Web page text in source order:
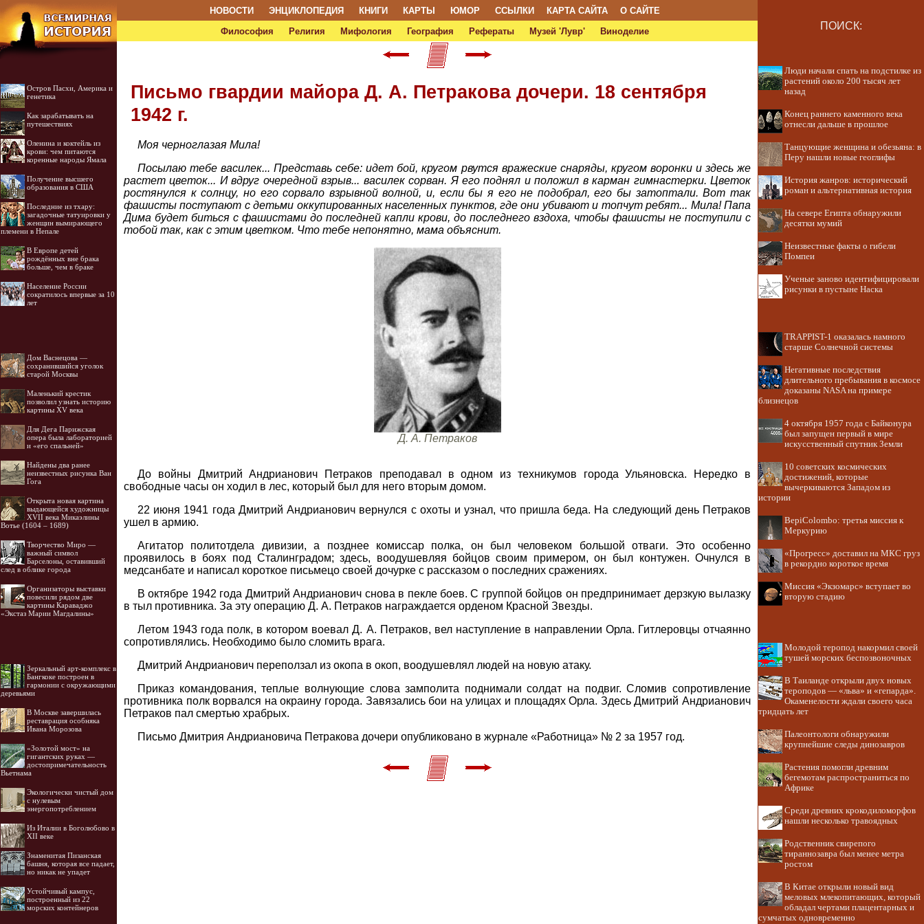
НОВОСТИ ЭНЦИКЛОПЕДИЯ КНИГИ КАРТЫ ЮМОР ССЫЛКИ КАРТА САЙТА
О САЙТЕ
Философия
Религия Мифология География Рефераты Музей 'Лувр' Виноделие ПОИСК:
Остров Пасхи, Америка и
генетика
Как зарабатывать на
путешествиях
Оленина и коктейль из
крови: чем питаются
коренные народы Ямала
Получение высшего
образования в США
Последние из тхару:
загадочные татуировки у
женщин вымирающего
племени в Непале
В Европе детей
рождённых вне брака
больше, чем в браке
Население России
сократилось впервые за 10
лет
Дом Васнецова —
сохранившийся уголок
старой Москвы
Маленький крестик
позволил узнать историю
картины XV века
Для Дега Парижская
опера была лабораторией
и «его спальней»
Найдены два ранее
неизвестных рисунка Ван
Гога
Открыта новая картина
выдающейся художницы
XVII века Микаэлины
Вотье (1604 – 1689)
Творчество Миро —
важный символ
Барселоны, оставивший
след в облике города
Организаторы выставки
повесили рядом две
картины Караваджо
«Экстаз Марии Магдалины»
Зеркальный арт-комплекс в
Бангкоке построен в
гармонии с окружающими
деревьями
В Москве завершилась
реставрация особняка
Ивана Морозова
«Золотой мост» на
гигантских руках —
достопримечательность
Вьетнама
Экологически чистый дом
с нулевым
энергопотреблением
Из Италии в Боголюбово в
XII веке
Знаменитая Пизанская
башня, которая все падает,
но никак не упадет
Устойчивый кампус,
построенный из 22
морских контейнеров
Письмо гвардии майора Д. А. Петракова дочери. 18 сентября
1942 г.
Моя черноглазая Мила!
Посылаю тебе василек... Представь себе: идет бой, кругом рвутся вражеские снаряды, кругом воронки и здесь же
растет цветок... И вдруг очередной взрыв... василек сорван. Я его поднял и положил в карман гимнастерки. Цветок
ростянулся к солнцу, но его сорвало взрывной волной, и, если бы я его не подобрал, его бы затоптали. Вот так
фашисты поступают с детьми оккупированных населенных пунктов, где они убивают и топчут ребят... Мила! Папа
Дима будет биться с фашистами до последней капли крови, до последнего вздоха, чтобы фашисты не поступили с
тобой так, как с этим цветком. Что тебе непонятно, мама объяснит.
Д. А. Петраков
До войны Дмитрий Андрианович Петраков преподавал в одном из техникумов города Ульяновска. Нередко в
свободные часы он ходил в лес, который был для него вторым домом.
22 июня 1941 года Дмитрий Андрианович вернулся с охоты и узнал, что пришла беда. На следующий день Петраков
ушел в армию.
Агитатор политотдела дивизии, а позднее комиссар полка, он был человеком большой отваги. Это особенно
проявилось в боях под Сталинградом; здесь, воодушевляя бойцов своим примером, он был контужен. Очнулся в
медсанбате и написал короткое письмецо своей дочурке с рассказом о последних сражениях.
В октябре 1942 года Дмитрий Андрианович снова в пекле боев. С группой бойцов он предпринимает дерзкую вылазку
в тыл противника. За эту операцию Д. А. Петраков награждается орденом Красной Звезды.
Летом 1943 года полк, в котором воевал Д. А. Петраков, вел наступление в направлении Орла. Гитлеровцы отчаянно
сопротивлялись. Необходимо было сломить врага.
Дмитрий Андрианович переползал из окопа в окоп, воодушевлял людей на новую атаку.
Приказ командования, теплые волнующие слова замполита поднимали солдат на подвиг. Сломив сопротивление
противника полк ворвался на окраину города. Завязались бои на улицах и площадях Орла. Здесь Дмитрий Андрианович
Петраков пал смертью храбрых.
Письмо Дмитрия Андриановича Петракова дочери опубликовано в журнале «Работница» № 2 за 1957 год.
Люди начали спать на подстилке из
растений около 200 тысяч лет
назад
Конец раннего каменного века
отнесли дальше в прошлое
Танцующие женщина и обезьяна: в
Перу нашли новые геоглифы
История жанров: исторический
роман и альтернативная история
На севере Египта обнаружили
десятки мумий
Неизвестные факты о гибели
Помпеи
Ученые заново идентифицировали
рисунки в пустыне Наска
TRAPPIST-1 оказалась намного
старше Солнечной системы
Негативные последствия
длительного пребывания в космосе
доказаны NASA на примере
близнецов
4 октября 1957 года с Байконура
был запущен первый в мире
искусственный спутник Земли
10 советских космических
достижений, которые
вычеркиваются Западом из
истории
BepiColombo: третья миссия к
Меркурию
«Прогресс» доставил на МКС груз
в рекордно короткое время
Миссия «Экзомарс» вступает во
вторую стадию
Молодой теропод накормил своей
тушей морских беспозвоночных
В Таиланде открыли двух новых
тероподов — «льва» и «гепарда».
Окаменелости ждали своего часа
тридцать лет
Палеонтологи обнаружили
крупнейшие следы динозавров
Растения помогли древним
бегемотам распространиться по
Африке
Среди древних крокодиломорфов
нашли несколько травоядных
Родственник свирепого
тираннозавра был менее метра
ростом
В Китае открыли новый вид
меловых млекопитающих, который
обладал чертами плацентарных и
сумчатых одновременно